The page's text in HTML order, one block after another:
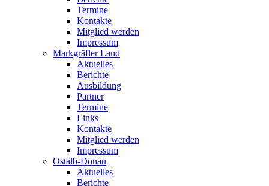
Termine
Kontakte
Mitglied werden
Impressum
Markgräfler Land
Aktuelles
Berichte
Ausbildung
Partner
Termine
Links
Kontakte
Mitglied werden
Impressum
Ostalb-Donau
Aktuelles
Berichte